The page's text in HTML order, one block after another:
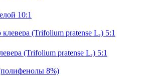
10:1
(Trifolium pratense L.) 5:1